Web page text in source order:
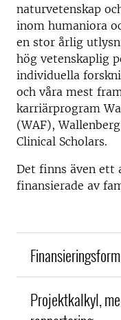
naturvetenskap
inom humaniora
en stor årlig
hög vetenskaplig
individuella
och våra mest
karriärprogram
(WAF),
Clinical Scholars.
Det finns även ett
finansierade av
Projektkalkyl,